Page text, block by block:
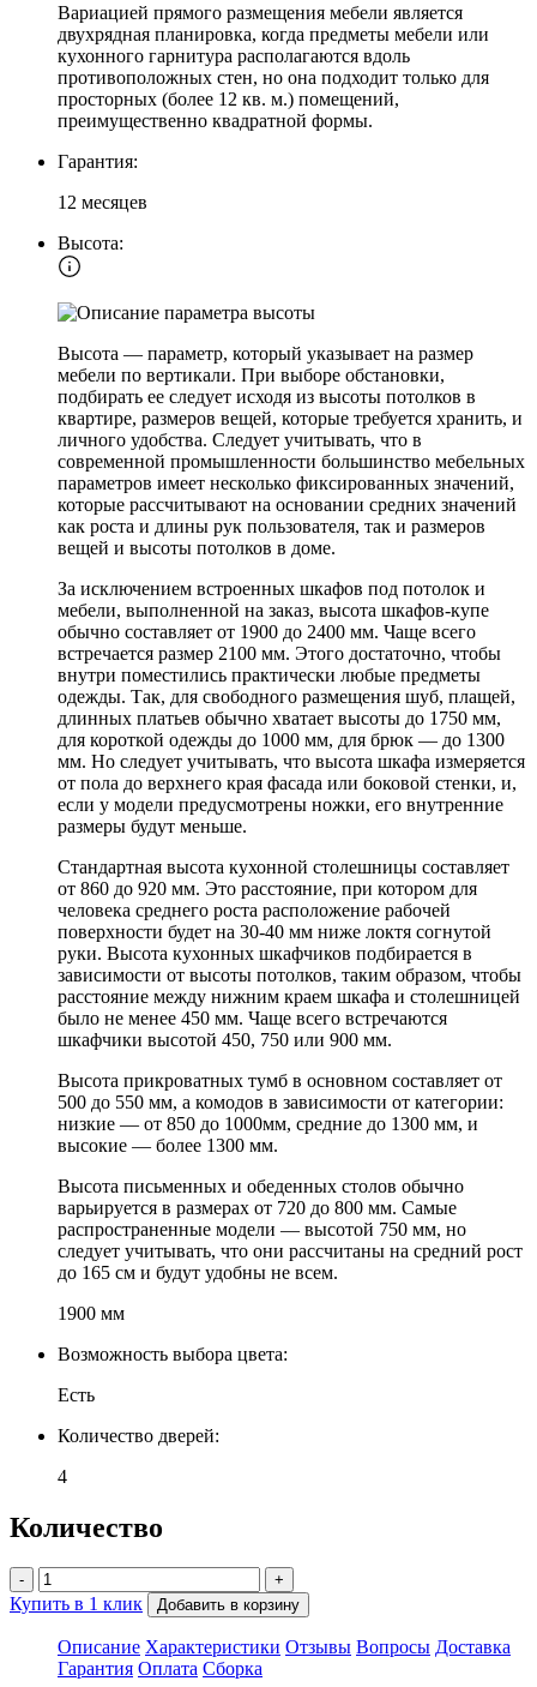
Вариацией прямого размещения мебели является
двухрядная планировка, когда предметы мебели или
кухонного гарнитура располагаются вдоль
противоположных стен, но она подходит только для
просторных (более 12 кв. м.) помещений,
преимущественно квадратной формы.
Гарантия:
12 месяцев
Высота:
Высота — параметр, который указывает на размер
мебели по вертикали. При выборе обстановки,
подбирать ее следует исходя из высоты потолков в
квартире, размеров вещей, которые требуется хранить, и
личного удобства. Следует учитывать, что в
современной промышленности большинство мебельных
параметров имеет несколько фиксированных значений,
которые рассчитывают на основании средних значений
как роста и длины рук пользователя, так и размеров
вещей и высоты потолков в доме.
За исключением встроенных шкафов под потолок и
мебели, выполненной на заказ, высота шкафов-купе
обычно составляет от 1900 до 2400 мм. Чаще всего
встречается размер 2100 мм. Этого достаточно, чтобы
внутри поместились практически любые предметы
одежды. Так, для свободного размещения шуб, плащей,
длинных платьев обычно хватает высоты до 1750 мм,
для короткой одежды до 1000 мм, для брюк — до 1300
мм. Но следует учитывать, что высота шкафа измеряется
от пола до верхнего края фасада или боковой стенки, и,
если у модели предусмотрены ножки, его внутренние
размеры будут меньше.
Стандартная высота кухонной столешницы составляет
от 860 до 920 мм. Это расстояние, при котором для
человека среднего роста расположение рабочей
поверхности будет на 30-40 мм ниже локтя согнутой
руки. Высота кухонных шкафчиков подбирается в
зависимости от высоты потолков, таким образом, чтобы
расстояние между нижним краем шкафа и столешницей
было не менее 450 мм. Чаще всего встречаются
шкафчики высотой 450, 750 или 900 мм.
Высота прикроватных тумб в основном составляет от
500 до 550 мм, а комодов в зависимости от категории:
низкие — от 850 до 1000мм, средние до 1300 мм, и
высокие — более 1300 мм.
Высота письменных и обеденных столов обычно
варьируется в размерах от 720 до 800 мм. Самые
распространенные модели — высотой 750 мм, но
следует учитывать, что они рассчитаны на средний рост
до 165 см и будут удобны не всем.
1900 мм
Возможность выбора цвета:
Есть
Количество дверей:
4
Количество
- +
Купить в 1 клик Добавить в корзину
Описание Характеристики Отзывы Вопросы Доставка
Гарантия Оплата Сборка